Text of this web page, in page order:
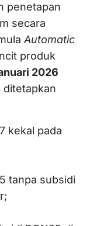
penetapan
secara
Automatic
produk
2026
ditetapkan
kekal pada
tanpa subsidi